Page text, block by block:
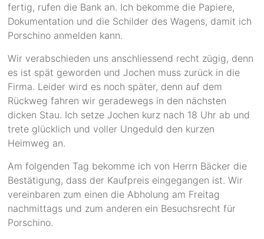
fertig, rufen die Bank an. Ich bekomme die Papiere,
Dokumentation und die Schilder des Wagens, damit ich
Porschino anmelden kann.
Wir verabschieden uns anschliessend recht zügig, denn
es ist spät geworden und Jochen muss zurück in die
Firma. Leider wird es noch später, denn auf dem
Rückweg fahren wir geradewegs in den nächsten
dicken Stau. Ich setze Jochen kurz nach 18 Uhr ab und
trete glücklich und voller Ungeduld den kurzen
Heimweg an.
Am folgenden Tag bekomme ich von Herrn Bäcker die
Bestätigung, dass der Kaufpreis eingegangen ist. Wir
vereinbaren zum einen die Abholung am Freitag
nachmittags und zum anderen ein Besuchsrecht für
Porschino.